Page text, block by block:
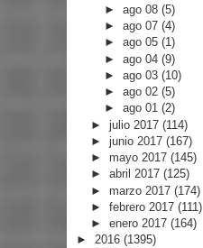
►ago 08(5)
►ago 07(4)
►ago 05(1)
►ago 04(9)
►ago 03(10)
►ago 02(5)
►ago 01(2)
► julio 2017 (114)
► junio 2017 (167)
► mayo 2017 (145)
► abril 2017 (125)
► marzo 2017 (174)
► febrero 2017 (111)
► enero 2017 (164)
► 2016 (1395)